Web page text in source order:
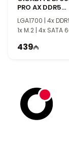
PRO AX DDR5
Motherboard
LGA1700 | 4x
1x M.2 | 4x SATA
439